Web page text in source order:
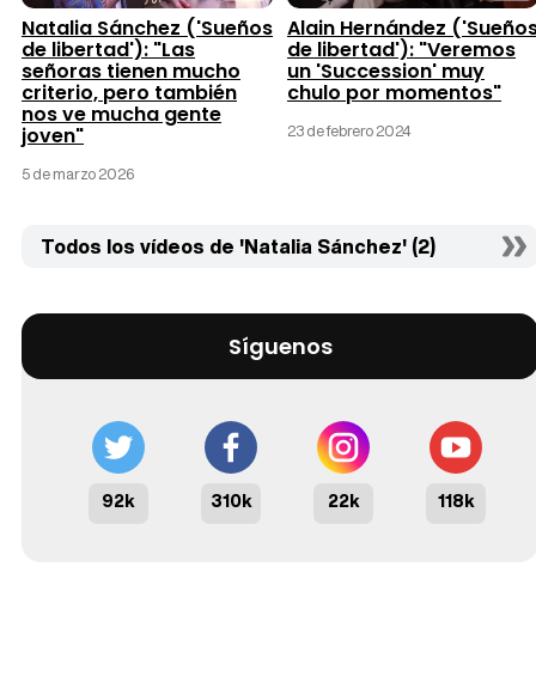
Natalia Sánchez ('Sueños
de libertad'): "Las
señoras tienen mucho
criterio, pero también
nos ve mucha gente
joven"
5 de marzo 2026
Alain Hernández
de libertad'): "Veremos
un 'Succession' muy
chulo por momentos"
23 de febrero 2024
Todos los vídeos de 'Natalia Sánchez' (2)
Síguenos
92k 310k 22k 118k